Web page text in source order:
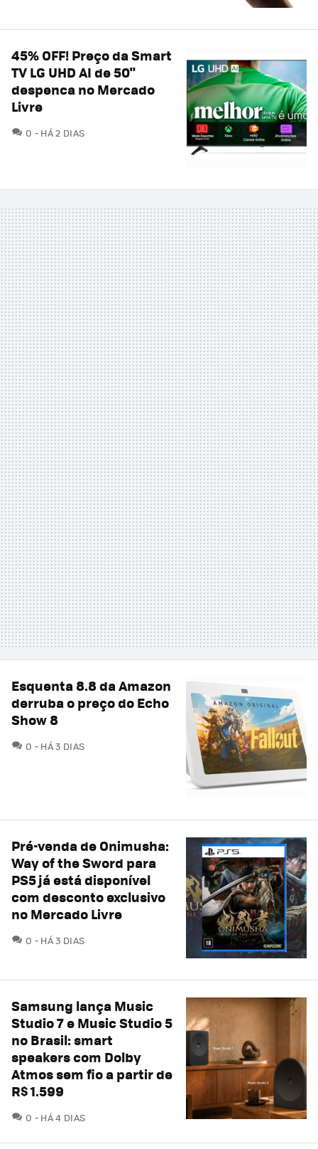
45% OFF! Preço da Smart
TV LG UHD AI de 50"
despenca no Mercado
Livre
0 COMENTÁRIOS
HÁ 2 DIAS
Esquenta 8.8 da Amazon
derruba o preço do Echo
Show 8
0 COMENTÁRIOS
HÁ 3 DIAS
Pré-venda de Onimusha:
Way of the Sword para
PS5 já está disponível
com desconto exclusivo
no Mercado Livre
0 COMENTÁRIOS
HÁ 3 DIAS
Samsung lança Music
Studio 7 e Music Studio 5
no Brasil: smart
speakers com Dolby
Atmos sem fio a partir de
R$ 1.599
0 COMENTÁRIOS
HÁ 4 DIAS